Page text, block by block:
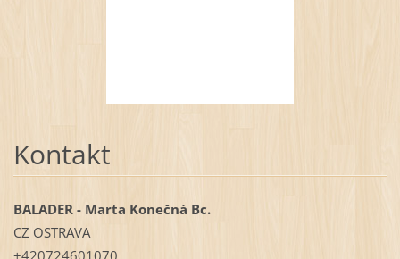
Kontakt
BALADER - Marta Konečná Bc.
CZ OSTRAVA
+420724601070